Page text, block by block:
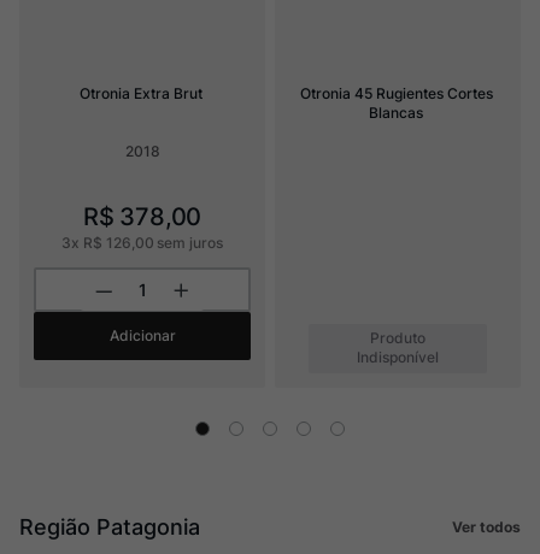
Otronia Extra Brut
2018
R$ 378,00
3x R$ 126,00 sem juros
Adicionar
Otronia 45 Rugientes Cortes
Blancas
Produto
Indisponível
Região Patagonia Ver todos